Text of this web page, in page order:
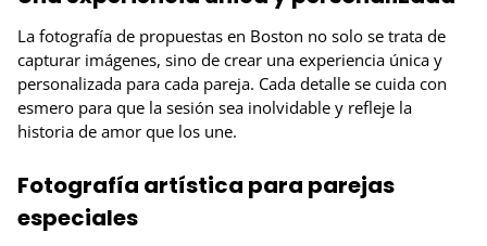
La fotografía de propuestas en Boston no solo se trata de
capturar imágenes, sino de crear una experiencia única y
personalizada para cada pareja. Cada detalle se cuida con
esmero para que la sesión sea inolvidable y refleje la
historia de amor que los une.
Fotografía artística para parejas
especiales